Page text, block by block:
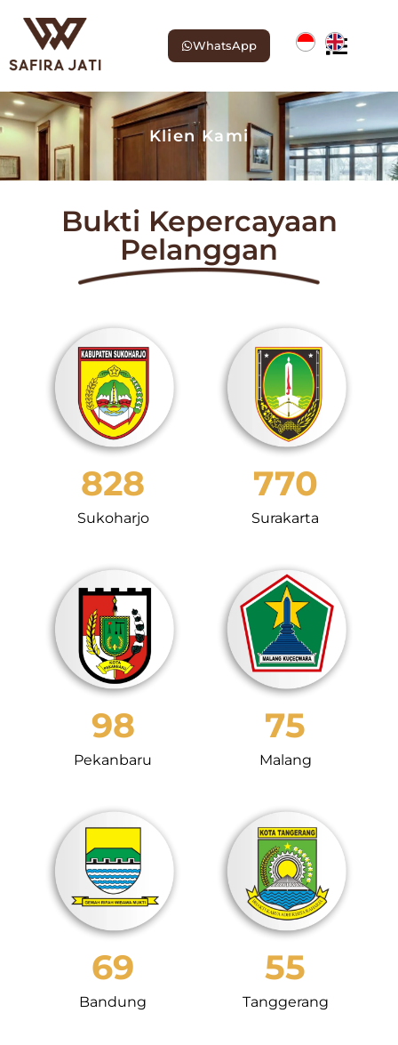
WhatsApp
Klien Kami
Bukti Kepercayaan
Pelanggan
Sukoharjo
828
Surakarta
770
Pekanbaru
98
Malang
75
Bandung
69
Tanggerang
55